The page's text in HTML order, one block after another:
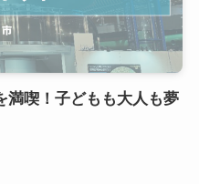
満喫！子どもも大人も夢